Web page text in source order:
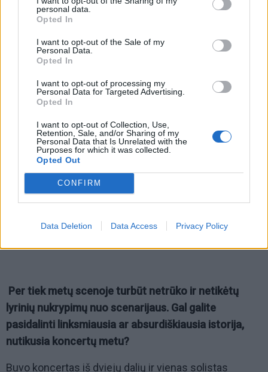
personal data.
Opted In
I want to opt-out of the Sale of my
Personal Data.
Opted In
I want to opt-out of processing my
Personal Data for Targeted Advertising.
Opted In
I want to opt-out of Collection, Use,
Retention, Sale, and/or Sharing of my
Personal Data that Is Unrelated with the
Purposes for which it was collected.
Opted Out
CONFIRM
Data Deletion Data Access Privacy Policy
užduotis – apjungti skirtingas vizijas turinčius
žmones į vieną bendrą muzikinę idėją. Kiekvienas
muzikantas turi savo stiprybę – vienas solo, kitas
skambesyje, trečias energijoje. Kiekvienas svarbus ir
kitą. Toks ir yra mūsų santykis.
Per tiek metų scenoje turbūt netrūko ir netikėtų
lyrinių nukrypimų nuo scenarijaus. Gal galite
pasidalinti linksmiausia ar absurdiškiausia istorija,
nutikusia koncertų metu?
Buvo koncertas iš dviejų dalių ir vienas solistas